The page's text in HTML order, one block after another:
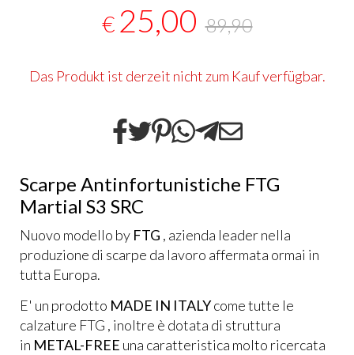
€ 25,00 89,90
Das Produkt ist derzeit nicht zum Kauf verfügbar.
Scarpe Antinfortunistiche FTG
Martial S3 SRC
Nuovo modello by FTG , azienda leader nella
produzione di scarpe da lavoro affermata ormai in
tutta Europa.
E' un prodotto MADE IN ITALYcome tutte le
calzature FTG , inoltre è dotata di struttura
in METAL-FREE una caratteristica molto ricercata